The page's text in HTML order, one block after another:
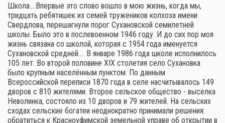
Школа.…Впервые это слово вошло в мою жизнь, когда мы,
тридцать ребятишек из семей тружеников колхоза имени
Свердлова, перешагнули порог Сухановской семилетней
школы. Было это в послевоенном 1946 году. И до сих пор моя
жизнь связана со школой, которая с 1954 года именуется
Сухановской средней.… В январе 1986 года школе исполнилось
105 лет. Во второй половине XIX столетия село Сухановка
было крупным населённым пунктом. По данным
Всероссийской переписи 1870 года в селе насчитывалось 149
дворов с 810 жителями. Второе сельское общество - выселка
Неволинка, состояло из 10 дворов и 79 жителей. На сельских
сходах сельские богатеи неоднократно принимали решения:
обратиться к Красноуфимской земельной управе об открытии в